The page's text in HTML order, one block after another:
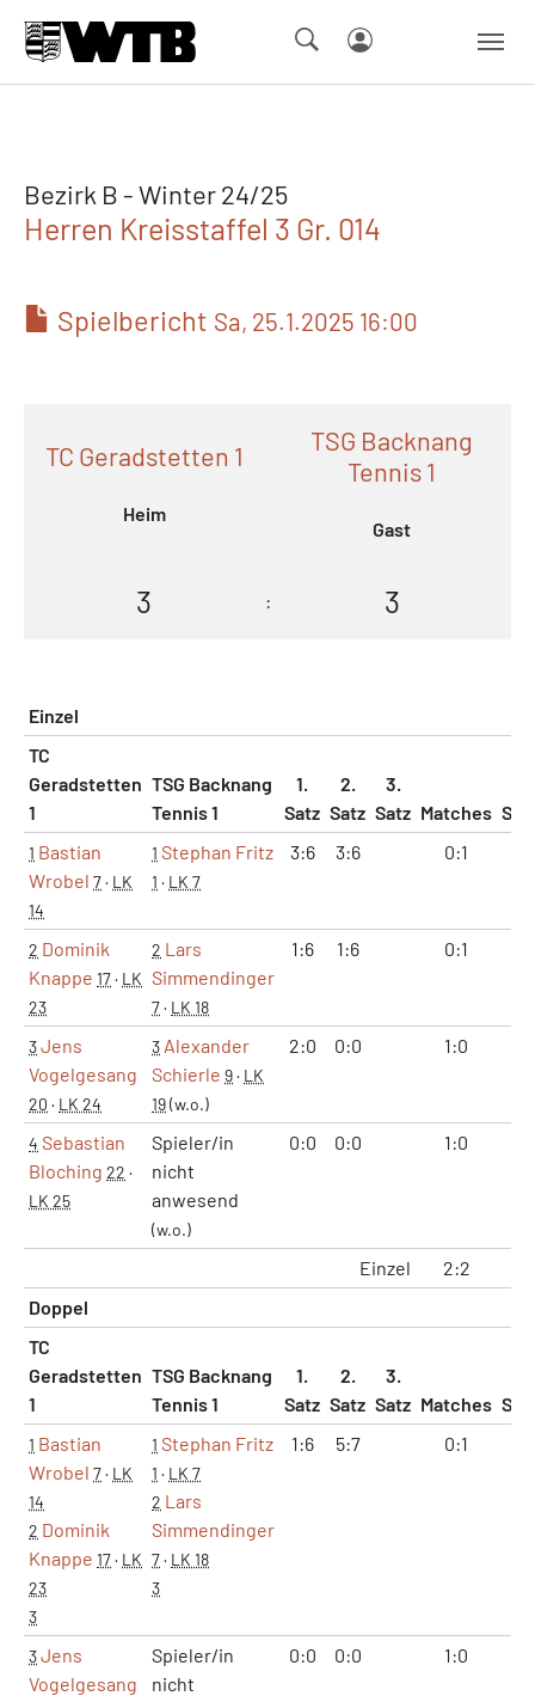
Bezirk B - Winter 24/25
Herren Kreisstaffel 3 Gr. 014
Spielbericht Sa, 25.1.2025 16:00
TC Geradstetten 1
Heim
TSG Backnang
Tennis 1
Gast
3 : 3
Einzel
TC
Geradstetten
1
TSG Backnang
Tennis 1
1.
Satz
2.
Satz
3.
Satz Matches
1 Bastian
Wrobel 7· LK
14
1 Stephan Fritz
1 · LK 7
3:6 3:6 0:1
2 Dominik
Knappe 17· LK
23
2 Lars
Simmendinger
7· LK 18
1:6 1:6 0:1
3Jens
Vogelgesang
20 · LK 24
3 Alexander
Schierle 9· LK
19(w.o.)
2:0 0:0 1:0
4 Sebastian
Bloching 22 ·
LK 25
Spieler/in
nicht
anwesend
(w.o.)
0:0 0:0 1:0
Einzel 2:2
Doppel
TC
Geradstetten
1
TSG Backnang
Tennis 1
1.
Satz
2.
Satz
3.
Satz Matches
1 Bastian
Wrobel 7· LK
14
2 Dominik
Knappe 17· LK
23
3
1 Stephan Fritz
1 · LK 7
2 Lars
Simmendinger
7· LK 18
3
1:6 5:7 0:1
3Jens
Vogelgesang
Spieler/in
nicht
0:0 0:0 1:0